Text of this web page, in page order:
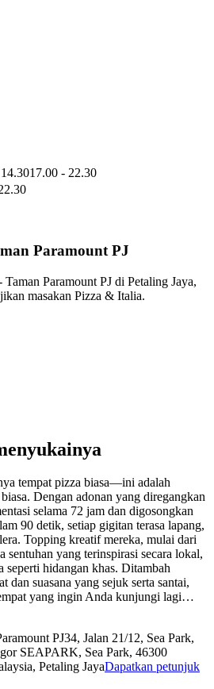
17.00 - 22.30
Paramount PJ
Paramount PJ di Petaling Jaya,
masakan Pizza & Italia.
tempat pizza biasa—ini adalah
Dengan adonan yang diregangkan
selama 72 jam dan digosongkan
90 detik, setiap gigitan terasa lapang,
Topping kreatif mereka, mulai dari
sentuhan yang terinspirasi secara lokal,
seperti hidangan khas. Ditambah
dan suasana yang sejuk serta santai,
yang ingin Anda kunjungi lagi…
PJ34, Jalan 21/12, Sea Park,
SEAPARK, Sea Park, 46300
Petaling JayaDapatkan petunjuk